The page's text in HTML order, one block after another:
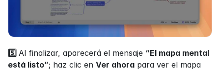
5️⃣ Al finalizar, aparecerá el mensaje “El mapa mental
está listo”; haz clic en Ver ahora para ver el mapa